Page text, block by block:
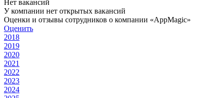
Нет вакансий
У компании нет открытых вакансий
Оценки и отзывы сотрудников о компании «AppMagic»
Оценить
2018
2019
2020
2021
2022
2023
2024